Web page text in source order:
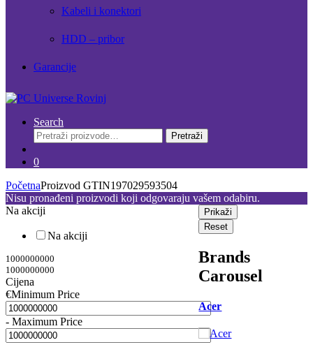
Kabeli i konektori
HDD – pribor
Garancije
Search
Pretraži:
Pretraži
0
PočetnaProizvod GTIN197029593504
Nisu pronađeni proizvodi koji odgovaraju vašem odabiru.
Na akciji
Na akciji
1000000000
1000000000
Cijena
€Minimum Price
- Maximum Price
Prikaži
Reset
Brands
Carousel
Acer